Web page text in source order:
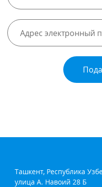
Ташкент, Республика
улица А. Навоий 28 Б